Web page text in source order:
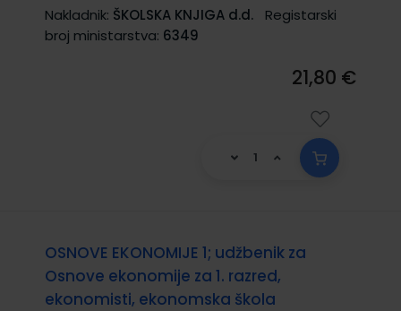
Nakladnik: ŠKOLSKA KNJIGA d.d.
Registarski
broj ministarstva: 6349
21,80 €
OSNOVE EKONOMIJE 1; udžbenik za
Osnove ekonomije za 1. razred,
ekonomisti, ekonomska škola